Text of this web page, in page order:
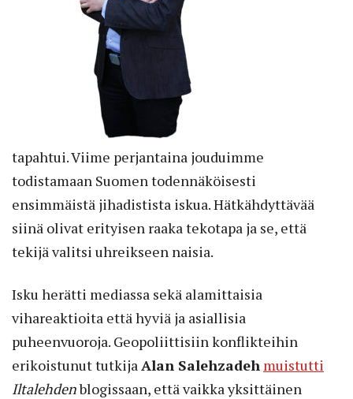
tapahtui. Viime perjantaina jouduimme
todistamaan Suomen todennäköisesti
ensimmäistä jihadistista iskua. Hätkähdyttävää
siinä olivat erityisen raaka tekotapa ja se, että
tekijä valitsi uhreikseen naisia.
Isku herätti mediassa sekä alamittaisia
vihareaktioita että hyviä ja asiallisia
puheenvuoroja. Geopoliittisiin konflikteihin
erikoistunut tutkija Alan Salehzadeh muistutti
Iltalehdenblogissaan, että vaikka yksittäinen